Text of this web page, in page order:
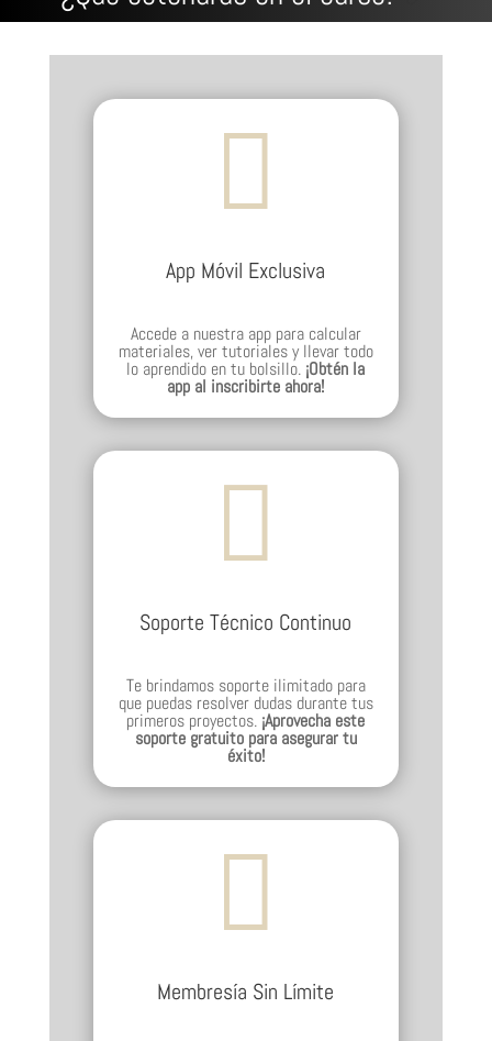

App Móvil Exclusiva
Accede a nuestra app para calcular
materiales, ver tutoriales y llevar todo
lo aprendido en tu bolsillo. ¡Obtén la
app al inscribirte ahora!

Soporte Técnico Continuo
Te brindamos soporte ilimitado para
que puedas resolver dudas durante tus
primeros proyectos. ¡Aprovecha este
soporte gratuito para asegurar tu
éxito!

Membresía Sin Límite